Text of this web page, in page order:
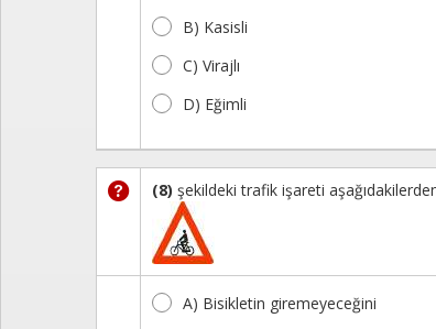
B) Kasisli
C) Virajlı
D) Eğimli
(8) şekildeki trafik işareti
A) Bisikletin giremeyeceğini